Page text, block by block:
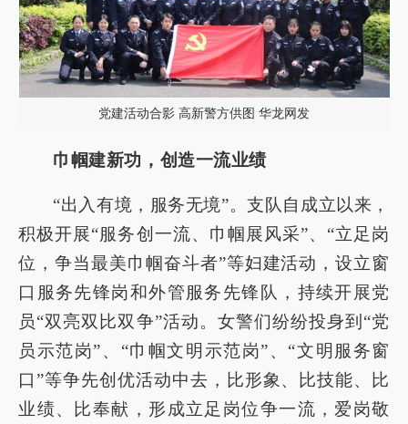
党建活动合影 高新警方供图 华龙网发
巾帼建新功，创造一流业绩
“出入有境，服务无境”。支队自成立以来，
积极开展“服务创一流、巾帼展风采”、“立足岗
位，争当最美巾帼奋斗者”等妇建活动，设立窗
口服务先锋岗和外管服务先锋队，持续开展党
员“双亮双比双争”活动。女警们纷纷投身到“党
员示范岗”、“巾帼文明示范岗”、“文明服务窗
口”等争先创优活动中去，比形象、比技能、比
业绩、比奉献，形成立足岗位争一流，爱岗敬